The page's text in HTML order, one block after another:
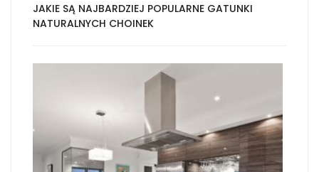
JAKIE SĄ NAJBARDZIEJ POPULARNE GATUNKI
NATURALNYCH CHOINEK